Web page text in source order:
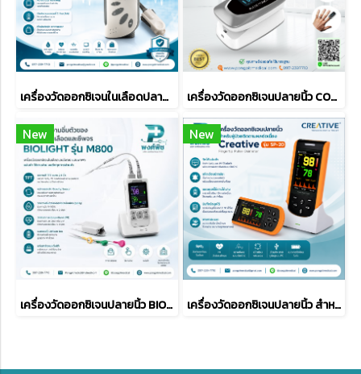
เครื่องวัดออกซิเจนในเลือดปลายนิ้ว EDAN H100B เครื่องวัดออกซิเจนปลายนิ้ว CONTEC รุ่น CMS50D2
New
เครื่องวัดออกซิเจนปลายนิ้ว BIOLIGHT M800
New
เครื่องวัดออกซิเจนปลายนิ้ว สำหรับผู้ป่วยติดตามผลต่อเนื่อง ยี่ห้อ Creative รุ่น SP-20